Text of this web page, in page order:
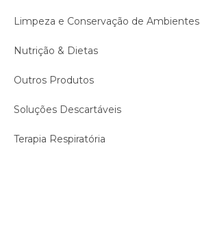
Limpeza e Conservação de Ambientes
Nutrição & Dietas
Outros Produtos
Soluções Descartáveis
Terapia Respiratória